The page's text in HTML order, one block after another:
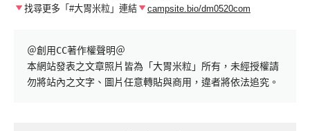
找尋更多「#大胃米粒」連結
campsite.bio/dm0520com
＠創用CC著作權聲明＠
本網站發表之文章照片皆為「大胃米粒」所有，未經授權請
勿將站內之文字、圖片任意轉貼與商用，違者將依法追究。